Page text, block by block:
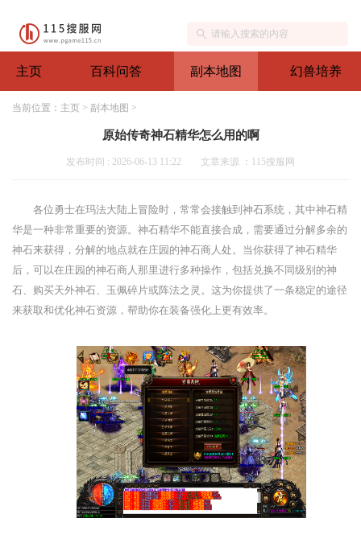
主页 百科问答 副本地图 幻兽培养
当前位置： 主页 > 副本地图 >
原始传奇神石精华怎么用的啊
发布时间 : 2026-06-13 11:22 文章来源 ：115搜服网
各位勇士在玛法大陆上冒险时，常常会接触到神石系统，其中神石精
华是一种非常重要的资源。神石精华不能直接合成，需要通过分解多余的
神石来获得，分解的地点就在庄园的神石商人处。当你获得了神石精华
后，可以在庄园的神石商人那里进行多种操作，包括兑换不同级别的神
石、购买天外神石、玉佩碎片或阵法之灵。这为你提供了一条稳定的途径
来获取和优化神石资源，帮助你在装备强化上更有效率。